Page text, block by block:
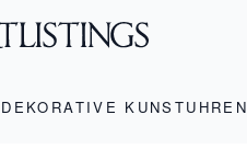
DEKORATIVE KUNSTUHREN